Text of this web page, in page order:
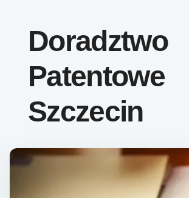
Doradztwo
Patentowe
Szczecin